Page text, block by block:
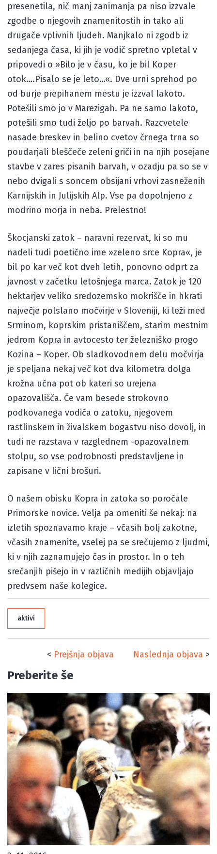
presenetila, nič manj zanimanja pa niso izzvale
zgodbe o njegovih znamenitostih in tako ali
drugače vplivnih ljudeh. Manjkalo ni zgodb iz
sedanjega časa, ki jih je vodič spretno vpletal v
pripovedi o »Bilo je v času, ko je bil Koper
otok….Pisalo se je leto…«. Dve urni sprehod po
od burje prepihanem mestu je izzval lakoto.
Potešili smo jo v Marezigah. Pa ne samo lakoto,
potešili smo tudi željo po barvah. Razcvetele
nasade breskev in belino cvetov črnega trna so
poudarjali bleščeče zeleni griči in na njih posejane
stavbe v zares pisanih barvah, v ozadju pa so se v
nebo dvigali s soncem obsijani vrhovi zasneženih
Karnijskih in Julijskih Alp. Vse pa dopolnjeno z
modrino morja in neba. Prelestno!
Škocjanski zatok – naravni rezervat, ki so mu
nadeli tudi poetično ime »zeleno srce Kopra«, je
bil po kar več kot dveh letih, ponovno odprt za
javnost v začetku letošnjega marca. Zatok je 120
hektarjev veliko sredozemsko mokrišče in hkrati
največje polslano močvirje v Sloveniji, ki leži med
Srminom, koprskim pristaniščem, starim mestnim
jedrom Kopra in avtocesto ter železniško progo
Kozina – Koper. Ob sladkovodnem delu močvirja
je speljana nekaj več kot dva kilometra dolga
krožna učna pot ob kateri so urejena
opazovališča. Če vam besede strokovno
podkovanega vodiča o zatoku, njegovem
rastlinskem in živalskem bogastvu niso dovolj, in
tudi ne razstava v razglednem -opazovalnem
stolpu, so vse podrobnosti predstavljene in
zapisane v lični brošuri.
O našem obisku Kopra in zatoka so poročale
Primorske novice. Velja pa omeniti še nekaj: na
izletih spoznavamo kraje – včasih bolj zakotne,
včasih znamenite, vselej pa se srečujemo z ljudmi,
ki v njih zaznamujejo čas in prostor. In o teh
srečanjih pišejo in v različnih medijih objavljajo
predvsem naše kolegice.
aktivi
< Prejšnja objava Naslednja objava >
Preberite še